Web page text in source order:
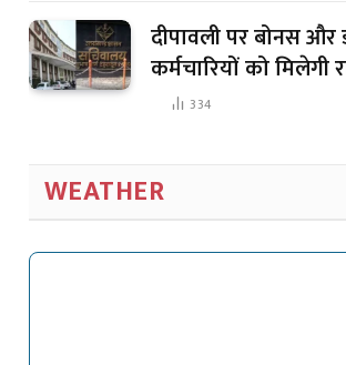
दीपावली पर बोनस और
कर्मचारियों को मिलेगी
334
WEATHER